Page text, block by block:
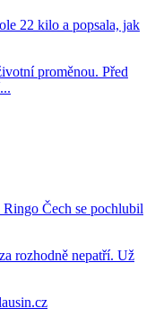
22 kilo a popsala, jak
proměnou. Před
Čech se pochlubil
rozhodně nepatří. Už